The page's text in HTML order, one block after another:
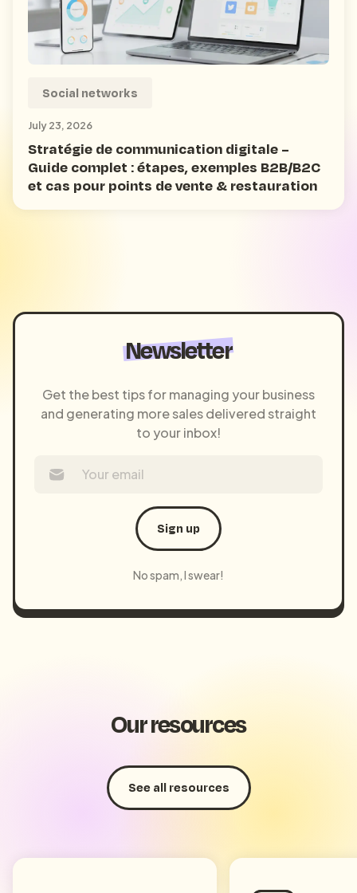
Social networks
July 23, 2026
Stratégie de communication digitale –
Guide complet : étapes, exemples B2B/B2C
et cas pour points de vente & restauration
Newsletter
Get the best tips for managing your business
and generating more sales delivered straight
to your inbox!
Sign up
No spam, I swear!
Our resources
See all resources